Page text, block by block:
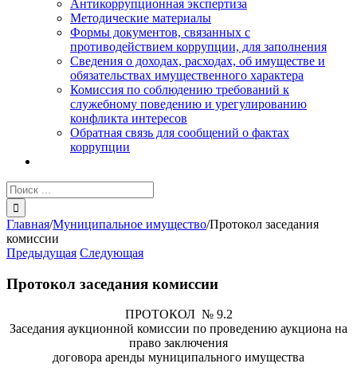
Антикоррупционная экспертиза
Методические материалы
Формы документов, связанных с
противодействием коррупции, для заполнения
Сведения о доходах, расходах, об имуществе и
обязательствах имущественного характера
Комиссия по соблюдению требований к
служебному поведению и урегулированию
конфликта интересов
Обратная связь для сообщений о фактах
коррупции
Результат
поиска:
Главная/Муниципальное имущество/Протокол заседания
комиссии
Предыдущая Следующая
Протокол заседания комиссии
ПРОТОКОЛ № 9.2
Заседания аукционной комиссии по проведению аукциона на
право заключения
договора аренды муниципального имущества